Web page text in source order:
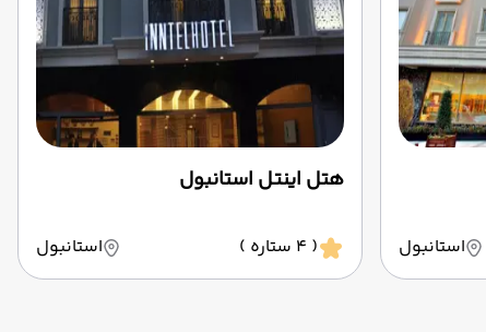
استانبول
هتل اینتل استانبول
( 4 ستاره ) استانبول